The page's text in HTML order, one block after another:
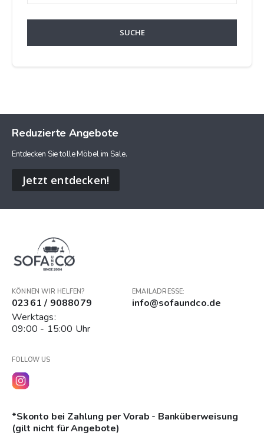
SUCHE
Reduzierte Angebote
Entdecken Sie tolle Möbel im Sale.
Jetzt entdecken!
KÖNNEN WIR HELFEN?
02361 / 9088079
Werktags:
09:00 - 15:00 Uhr
EMAILADRESSE:
info@sofaundco.de
FOLLOW US
*Skonto bei Zahlung per Vorab - Banküberweisung
(gilt nicht für Angebote)